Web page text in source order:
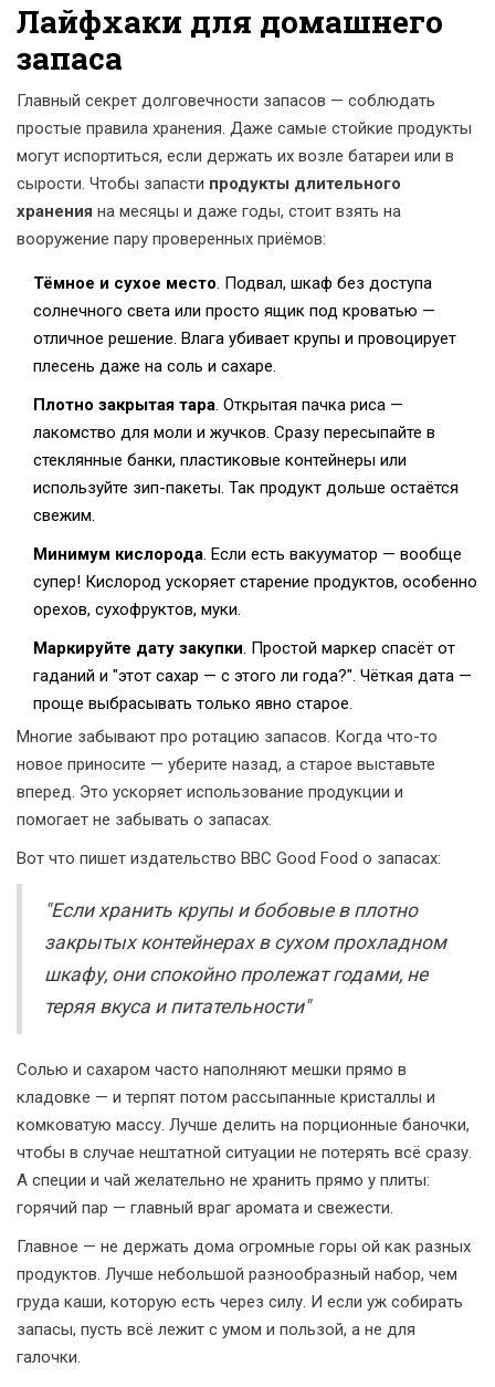
Лайфхаки для домашнего
запаса
Главный секрет долговечности запасов — соблюдать
простые правила хранения. Даже самые стойкие продукты
могут испортиться, если держать их возле батареи или в
сырости. Чтобы запасти продукты длительного
хранения на месяцы и даже годы, стоит взять на
вооружение пару проверенных приёмов:
Тёмное и сухое место. Подвал, шкаф без доступа
солнечного света или просто ящик под кроватью —
отличное решение. Влага убивает крупы и провоцирует
плесень даже на соль и сахаре.
Плотно закрытая тара. Открытая пачка риса —
лакомство для моли и жучков. Сразу пересыпайте в
стеклянные банки, пластиковые контейнеры или
используйте зип-пакеты. Так продукт дольше остаётся
свежим.
Минимум кислорода. Если есть вакууматор — вообще
супер! Кислород ускоряет старение продуктов, особенно
орехов, сухофруктов, муки.
Маркируйте дату закупки. Простой маркер спасёт от
гаданий и "этот сахар — с этого ли года?". Чёткая дата —
проще выбрасывать только явно старое.
Многие забывают про ротацию запасов. Когда что-то
новое приносите — уберите назад, а старое выставьте
вперед. Это ускоряет использование продукции и
помогает не забывать о запасах.
Вот что пишет издательство BBC Good Food о запасах:
"Если хранить крупы и бобовые в плотно
закрытых контейнерах в сухом прохладном
шкафу, они спокойно пролежат годами, не
теряя вкуса и питательности"
Солью и сахаром часто наполняют мешки прямо в
кладовке — и терпят потом рассыпанные кристаллы и
комковатую массу. Лучше делить на порционные баночки,
чтобы в случае нештатной ситуации не потерять всё сразу.
А специи и чай желательно не хранить прямо у плиты:
горячий пар — главный враг аромата и свежести.
Главное — не держать дома огромные горы ой как разных
продуктов. Лучше небольшой разнообразный набор, чем
груда каши, которую есть через силу. И если уж собирать
запасы, пусть всё лежит с умом и пользой, а не для
галочки.